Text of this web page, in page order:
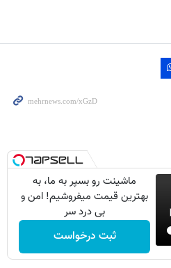
ماشینت رو بسپر به ما، به
بهترین قیمت میفروشیم! امن و
بی درد سر
ثبت درخواست